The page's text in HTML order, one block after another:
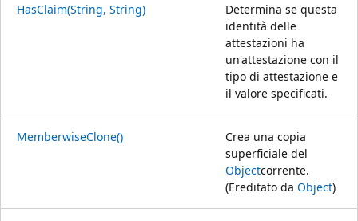
HasClaim(String, String)
Determina se questa
identità delle
attestazioni ha
un'attestazione con il
tipo di attestazione e
il valore specificati.
MemberwiseClone()
Crea una copia
superficiale del
Objectcorrente.
(Ereditato da Object)